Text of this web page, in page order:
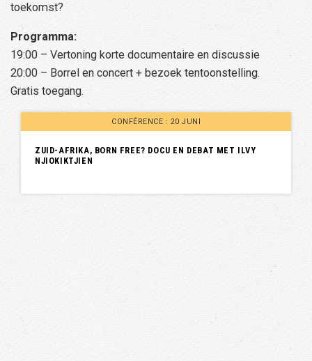
toekomst?
Programma:
19:00 – Vertoning korte documentaire en discussie
20:00 – Borrel en concert + bezoek tentoonstelling.
Gratis toegang.
CONFÉRENCE : 20 JUNI
ZUID-AFRIKA, BORN FREE? DOCU EN DEBAT MET ILVY
NJIOKIKTJIEN